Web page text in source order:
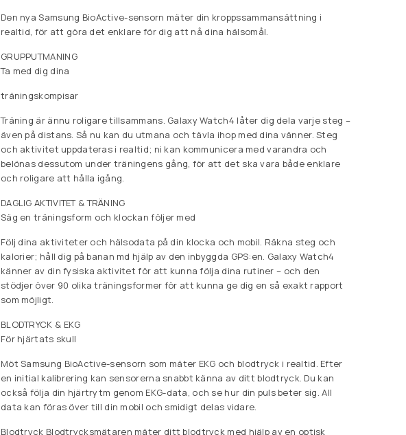
Den nya Samsung BioActive-sensorn mäter din kroppssammansättning i
realtid, för att göra det enklare för dig att nå dina hälsomål.
GRUPPUTMANING
Ta med dig dina
träningskompisar
Träning är ännu roligare tillsammans. Galaxy Watch4 låter dig dela varje steg –
även på distans. Så nu kan du utmana och tävla ihop med dina vänner. Steg
och aktivitet uppdateras i realtid; ni kan kommunicera med varandra och
belönas dessutom under träningens gång, för att det ska vara både enklare
och roligare att hålla igång.
DAGLIG AKTIVITET & TRÄNING
Säg en träningsform och klockan följer med
Följ dina aktiviteter och hälsodata på din klocka och mobil. Räkna steg och
kalorier; håll dig på banan md hjälp av den inbyggda GPS:en. Galaxy Watch4
känner av din fysiska aktivitet för att kunna följa dina rutiner – och den
stödjer över 90 olika träningsformer för att kunna ge dig en så exakt rapport
som möjligt.
BLODTRYCK & EKG
För hjärtats skull
Möt Samsung BioActive-sensorn som mäter EKG och blodtryck i realtid. Efter
en initial kalibrering kan sensorerna snabbt känna av ditt blodtryck. Du kan
också följa din hjärtrytm genom EKG-data, och se hur din puls beter sig. All
data kan föras över till din mobil och smidigt delas vidare.
Blodtryck Blodtrycksmätaren mäter ditt blodtryck med hjälp av en optisk